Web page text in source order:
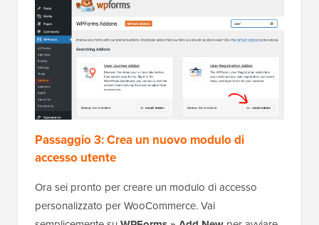
Passaggio 3: Crea un nuovo modulo di
accesso utente
Ora sei pronto per creare un modulo di accesso
personalizzato per WooCommerce. Vai